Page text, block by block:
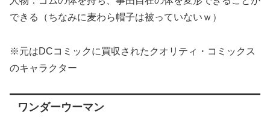
できる（ちなみに麦わら帽子は被っていないｗ）
※元はDCコミックに買収されたクオリティ・コミックス
のキャラクター
ワンダーウーマン